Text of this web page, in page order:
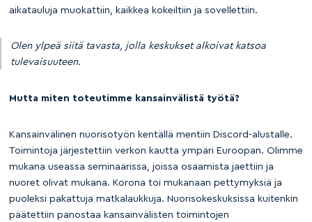
aikatauluja muokattiin, kaikkea kokeiltiin ja sovellettiin.
Olen ylpeä siitä tavasta, jolla keskukset alkoivat katsoa
tulevaisuuteen.
Mutta miten toteutimme kansainvälistä työtä?
Kansainvälinen nuorisotyön kentällä mentiin Discord-alustalle.
Toimintoja järjestettiin verkon kautta ympäri Euroopan. Olimme
mukana useassa seminaarissa, joissa osaamista jaettiin ja
nuoret olivat mukana. Korona toi mukanaan pettymyksiä ja
puoleksi pakattuja matkalaukkuja. Nuorisokeskuksissa kuitenkin
päätettiin panostaa kansainvälisten toimintojen